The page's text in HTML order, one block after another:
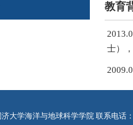
教育
士）
大学海洋与地球科学学院 联系电话